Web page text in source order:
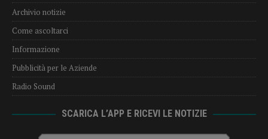
Archivio notizie
Come ascoltarci
Informazione
Pubblicità per le Aziende
Radio Sound
SCARICA L’APP E RICEVI LE NOTIZIE